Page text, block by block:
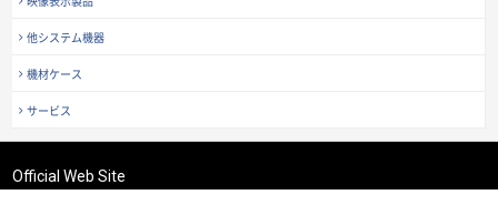
他システム機器
機材ケース
サービス
Official Web Site